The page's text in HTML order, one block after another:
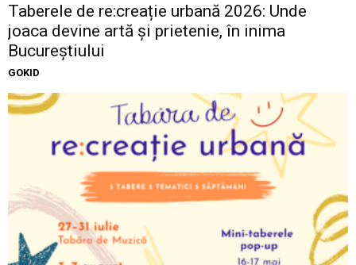
Taberele de re:creație urbană 2026: Unde
joaca devine artă și prietenie, în inima
Bucureștiului
GOKID